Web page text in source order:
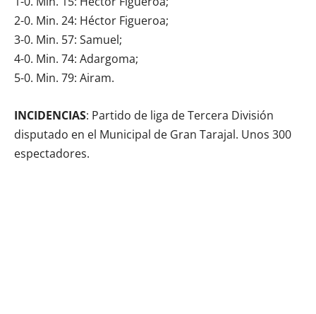
2-0. Min. 24: Héctor Figueroa;
3-0. Min. 57: Samuel;
4-0. Min. 74: Adargoma;
5-0. Min. 79: Airam.
INCIDENCIAS: Partido de liga de Tercera División
disputado en el Municipal de Gran Tarajal. Unos 300
espectadores.